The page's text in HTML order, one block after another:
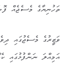
ތަހުނިޔާގެ މެސެޖެއް
ވަޒީރުގެ މެސެޖުގައި
އަމިއްލަ ނަންފުޅުގައި